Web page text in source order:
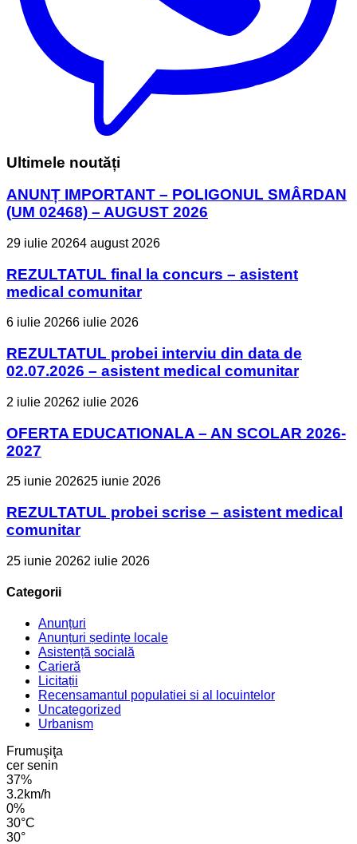
Ultimele noutăți
ANUNȚ IMPORTANT – POLIGONUL SMÂRDAN
(UM 02468) – AUGUST 2026
29 iulie 20264 august 2026
REZULTATUL final la concurs – asistent
medical comunitar
6 iulie 20266 iulie 2026
REZULTATUL probei interviu din data de
02.07.2026 – asistent medical comunitar
2 iulie 20262 iulie 2026
OFERTA EDUCATIONALA – AN SCOLAR 2026-
2027
25 iunie 202625 iunie 2026
REZULTATUL probei scrise – asistent medical
comunitar
25 iunie 20262 iulie 2026
Categorii
Anunțuri
Anunțuri ședințe locale
Asistență socială
Carieră
Licitații
Recensamantul populatiei si al locuintelor
Uncategorized
Urbanism
Frumuşiţa
cer senin
37%
3.2km/h
0%
30°C
30°